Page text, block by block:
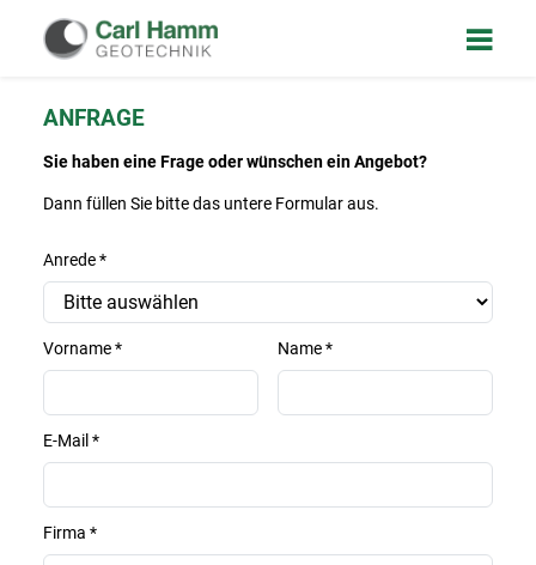
ANFRAGE
Sie haben eine Frage oder wünschen ein Angebot?
Dann füllen Sie bitte das untere Formular aus.
Anrede*
Vorname* Name*
E-Mail *
Firma *